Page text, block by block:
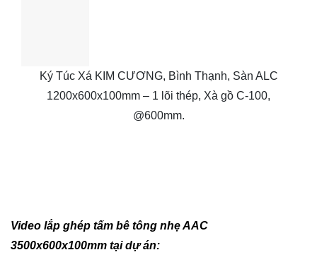
Ký Túc Xá KIM CƯƠNG, Bình Thạnh, Sàn ALC
1200x600x100mm – 1 lõi thép, Xà gồ C-100,
@600mm.
Video lắp ghép tấm bê tông nhẹ AAC
3500x600x100mm tại dự án: